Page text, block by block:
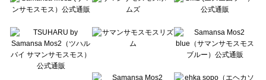
Te chichi CLASSIC（テチチ クラシック）のアウター一覧
Lugnoncure（ルノンキュール）のアウター一覧
BETTY'S BLUE（べティーズブルー）のアウター一覧
Wpc.（ワールドパーティー）のアウター一覧